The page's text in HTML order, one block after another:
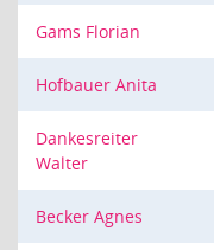
Gams Florian
Hofbauer Anita
Dankesreiter
Walter
Becker Agnes